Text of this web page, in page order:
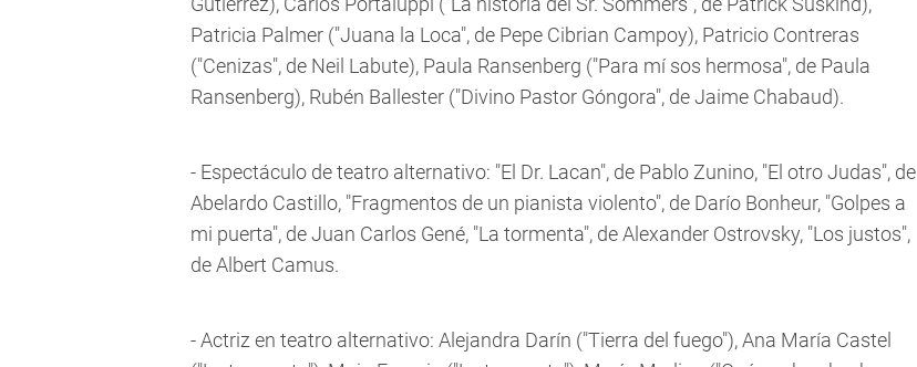
Patricia Palmer ("Juana la Loca", de Pepe Cibrian Campoy), Patricio Contreras
("Cenizas", de Neil Labute), Paula Ransenberg ("Para mí sos hermosa", de Paula
Ransenberg), Rubén Ballester ("Divino Pastor Góngora", de Jaime Chabaud).
- Espectáculo de teatro alternativo: "El Dr. Lacan", de Pablo Zunino, "El otro Judas", de
Abelardo Castillo, "Fragmentos de un pianista violento", de Darío Bonheur, "Golpes a
mi puerta", de Juan Carlos Gené, "La tormenta", de Alexander Ostrovsky, "Los justos",
de Albert Camus.
- Actriz en teatro alternativo: Alejandra Darín ("Tierra del fuego"), Ana María Castel